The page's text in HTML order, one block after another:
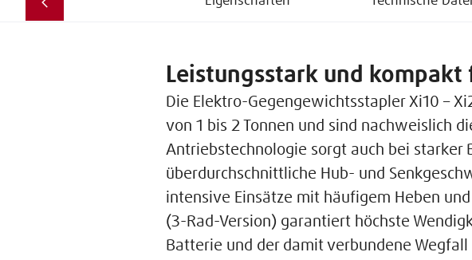
Leistungsstark und
Die Elektro-Gegengewichtsstapler Xi10 –
von 1 bis 2 Tonnen und sind nachweislich
Antriebstechnologie sorgt auch bei starker
überdurchschnittliche Hub- und
intensive Einsätze mit häufigem Heben
(3-Rad-Version) garantiert höchste
Batterie und der damit verbundene